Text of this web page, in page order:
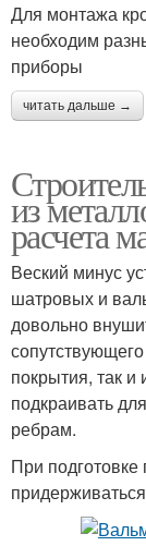
Для монтажа
необходим
приборы
читать дальше →
из
расчета
Веский минус
шатровых и
довольно
покрытия, так
подкраивать
ребрам.
При